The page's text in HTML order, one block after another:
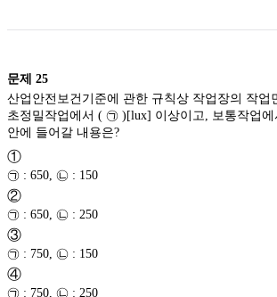
문제 25
산업안전보건기준에 관한 규칙상 작업장의 작업
초정밀작업에서 ( ㉠ )[lux] 이상이고, 보통작업
안에 들어갈 내용은?
①
㉠ : 650, ㉡ : 150
②
㉠ : 650, ㉡ : 250
③
㉠ : 750, ㉡ : 150
④
㉠ : 750, ㉡ : 250